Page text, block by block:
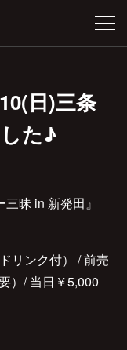
日)三条
た♪
昧 in 新発田』
リンク付） / 前売
）/ 当日￥5,000